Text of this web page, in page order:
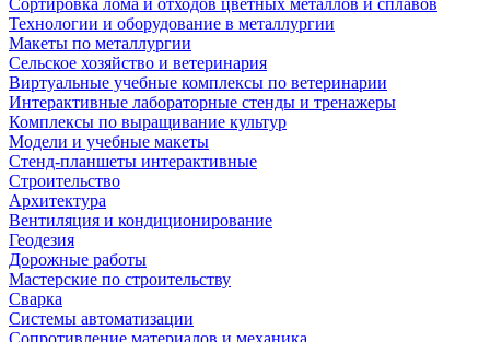
Сортировка лома и отходов цветных металлов и сплавов
Технологии и оборудование в металлургии
Макеты по металлургии
Сельское хозяйство и ветеринария
Виртуальные учебные комплексы по ветеринарии
Интерактивные лабораторные стенды и тренажеры
Комплексы по выращивание культур
Модели и учебные макеты
Стенд-планшеты интерактивные
Строительство
Архитектура
Вентиляция и кондиционирование
Геодезия
Дорожные работы
Мастерские по строительству
Сварка
Системы автоматизации
Сопротивление материалов и механика